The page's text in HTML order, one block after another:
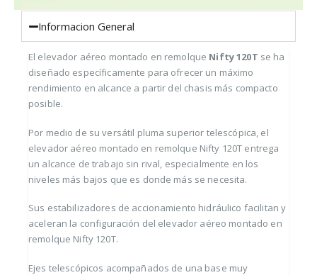
Informacion General
El elevador aéreo montado en remolque Nifty 120T se ha
diseñado específicamente para ofrecer un máximo
rendimiento en alcance a partir del chasis más compacto
posible.
Por medio de su versátil pluma superior telescópica, el
elevador aéreo montado en remolque Nifty 120T entrega
un alcance de trabajo sin rival, especialmente en los
niveles más bajos que es donde más se necesita.
Sus estabilizadores de accionamiento hidráulico facilitan y
aceleran la configuración del elevador aéreo montado en
remolque Nifty 120T.
Ejes telescópicos acompañados de una base muy